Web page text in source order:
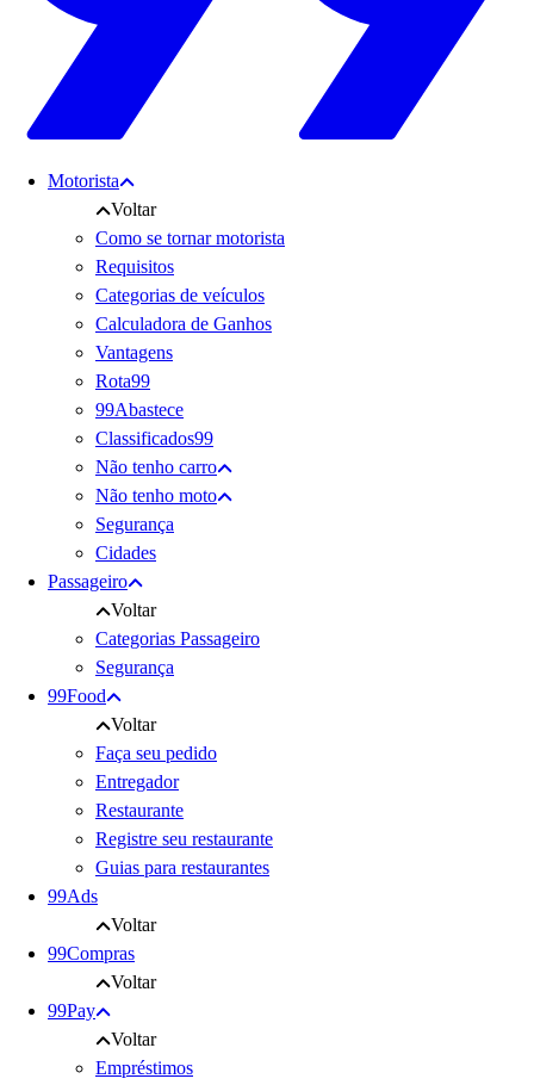
Motorista
Voltar
Como se tornar motorista
Requisitos
Categorias de veículos
Calculadora de Ganhos
Vantagens
Rota99
99Abastece
Classificados99
Não tenho carro
Não tenho moto
Segurança
Cidades
Passageiro
Voltar
Categorias Passageiro
Segurança
99Food
Voltar
Faça seu pedido
Entregador
Restaurante
Registre seu restaurante
Guias para restaurantes
99Ads
Voltar
99Compras
Voltar
99Pay
Voltar
Empréstimos